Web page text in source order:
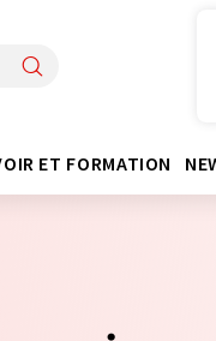
ET FORMATION